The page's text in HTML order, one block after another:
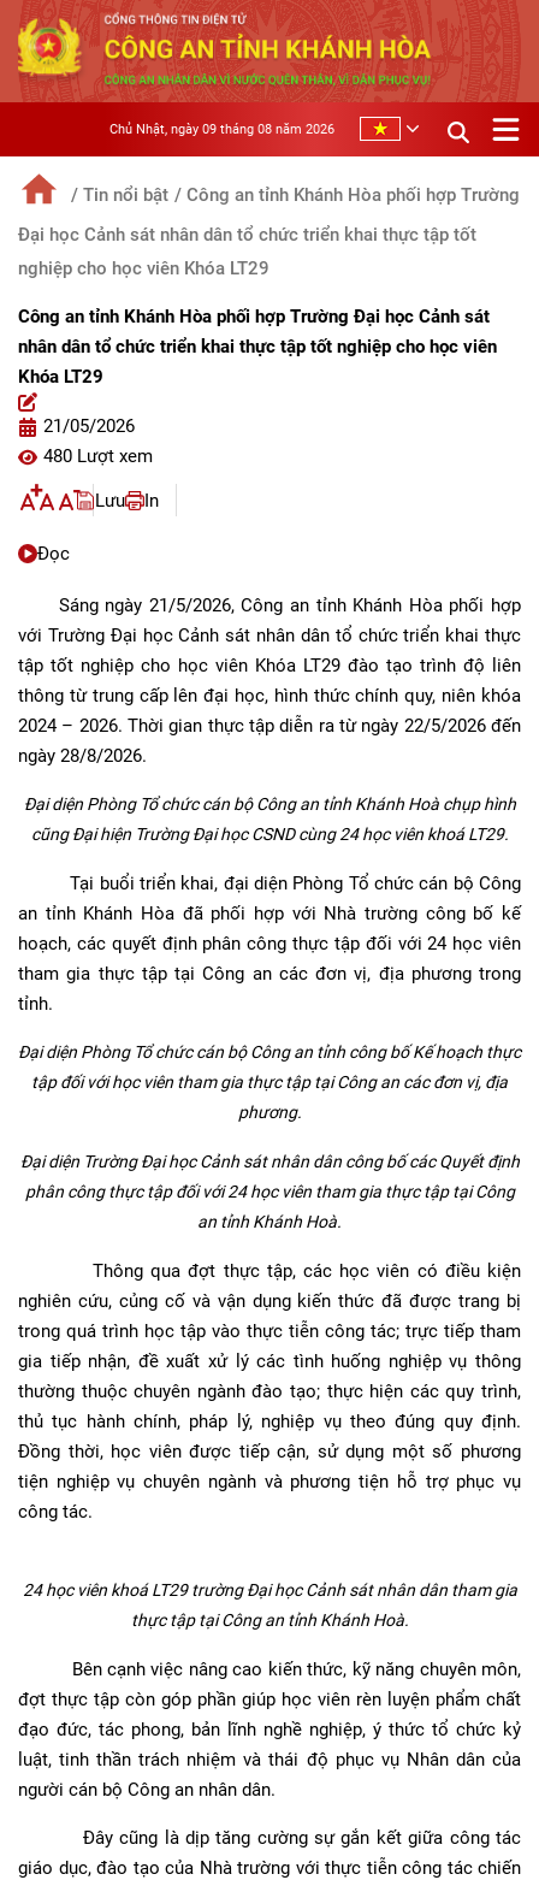
Chủ Nhật, ngày 09 tháng 08 năm 2026
/ Tin nổi bật / Công an tỉnh Khánh Hòa phối hợp Trường
Đại học Cảnh sát nhân dân tổ chức triển khai thực tập tốt
nghiệp cho học viên Khóa LT29
Công an tỉnh Khánh Hòa phối hợp Trường Đại học Cảnh sát
nhân dân tổ chức triển khai thực tập tốt nghiệp cho học viên
Khóa LT29
21/05/2026
480 Lượt xem
Lưu In
Đọc
Sáng ngày 21/5/2026, Công an tỉnh Khánh Hòa phối hợp
với Trường Đại học Cảnh sát nhân dân tổ chức triển khai thực
tập tốt nghiệp cho học viên Khóa LT29 đào tạo trình độ liên
thông từ trung cấp lên đại học, hình thức chính quy, niên khóa
2024 – 2026. Thời gian thực tập diễn ra từ ngày 22/5/2026 đến
ngày 28/8/2026.
Đại diện Phòng Tổ chức cán bộ Công an tỉnh Khánh Hoà chụp hình
cũng Đại hiện Trường Đại học CSND cùng 24 học viên khoá LT29.
Tại buổi triển khai, đại diện Phòng Tổ chức cán bộ Công
an tỉnh Khánh Hòa đã phối hợp với Nhà trường công bố kế
hoạch, các quyết định phân công thực tập đối với 24 học viên
tham gia thực tập tại Công an các đơn vị, địa phương trong
tỉnh.
Đại diện Phòng Tổ chức cán bộ Công an tỉnh công bố Kế hoạch thực
tập đối với học viên tham gia thực tập tại Công an các đơn vị, địa
phương.
Đại diện Trường Đại học Cảnh sát nhân dân công bố các Quyết định
phân công thực tập đối với 24 học viên tham gia thực tập tại Công
an tỉnh Khánh Hoà.
Thông qua đợt thực tập, các học viên có điều kiện
nghiên cứu, củng cố và vận dụng kiến thức đã được trang bị
trong quá trình học tập vào thực tiễn công tác; trực tiếp tham
gia tiếp nhận, đề xuất xử lý các tình huống nghiệp vụ thông
thường thuộc chuyên ngành đào tạo; thực hiện các quy trình,
thủ tục hành chính, pháp lý, nghiệp vụ theo đúng quy định.
Đồng thời, học viên được tiếp cận, sử dụng một số phương
tiện nghiệp vụ chuyên ngành và phương tiện hỗ trợ phục vụ
công tác.
24 học viên khoá LT29 trường Đại học Cảnh sát nhân dân tham gia
thực tập tại Công an tỉnh Khánh Hoà.
Bên cạnh việc nâng cao kiến thức, kỹ năng chuyên môn,
đợt thực tập còn góp phần giúp học viên rèn luyện phẩm chất
đạo đức, tác phong, bản lĩnh nghề nghiệp, ý thức tổ chức kỷ
luật, tinh thần trách nhiệm và thái độ phục vụ Nhân dân của
người cán bộ Công an nhân dân.
Đây cũng là dịp tăng cường sự gắn kết giữa công tác
giáo dục, đào tạo của Nhà trường với thực tiễn công tác chiến